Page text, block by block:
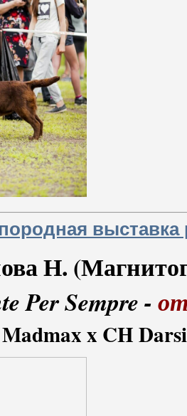
выставка
Н.
Per Sempre -
x CH